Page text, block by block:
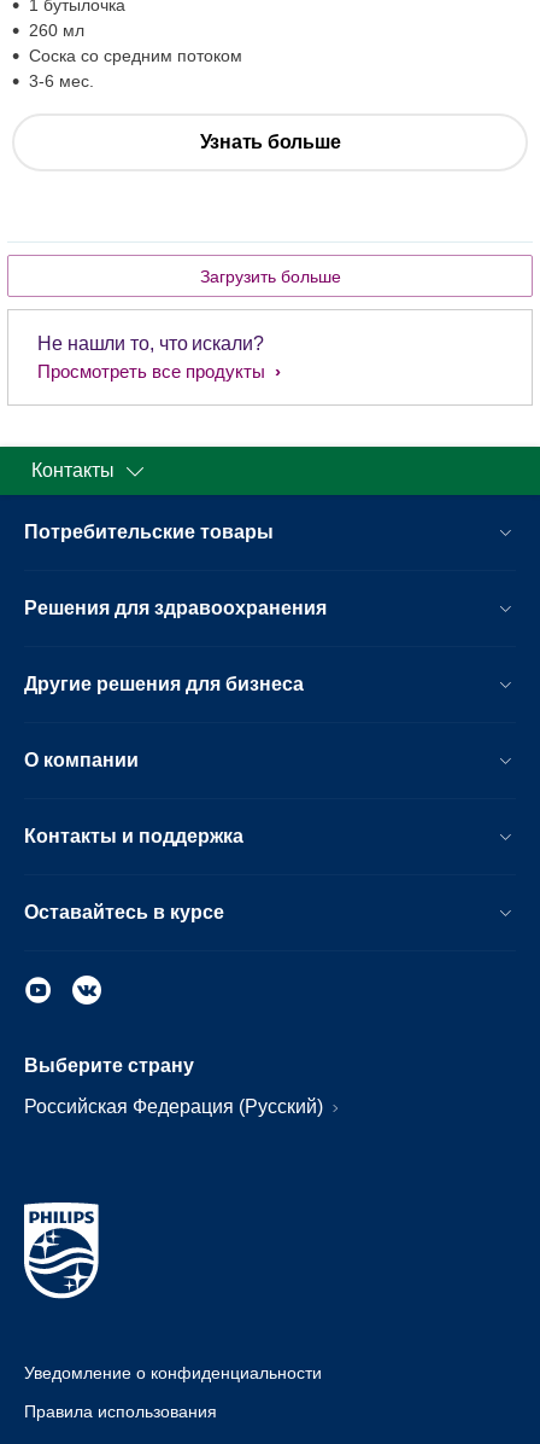
1 бутылочка
260 мл
Соска со средним потоком
3-6 мес.
Узнать больше
Загрузить больше
Не нашли то, что искали?
Просмотреть все продукты
Контакты
Потребительские товары
Решения для здравоохранения
Другие решения для бизнеса
О компании
Контакты и поддержка
Оставайтесь в курсе
Выберите страну
Российская Федерация (Русский)
Уведомление о конфиденциальности
Правила использования